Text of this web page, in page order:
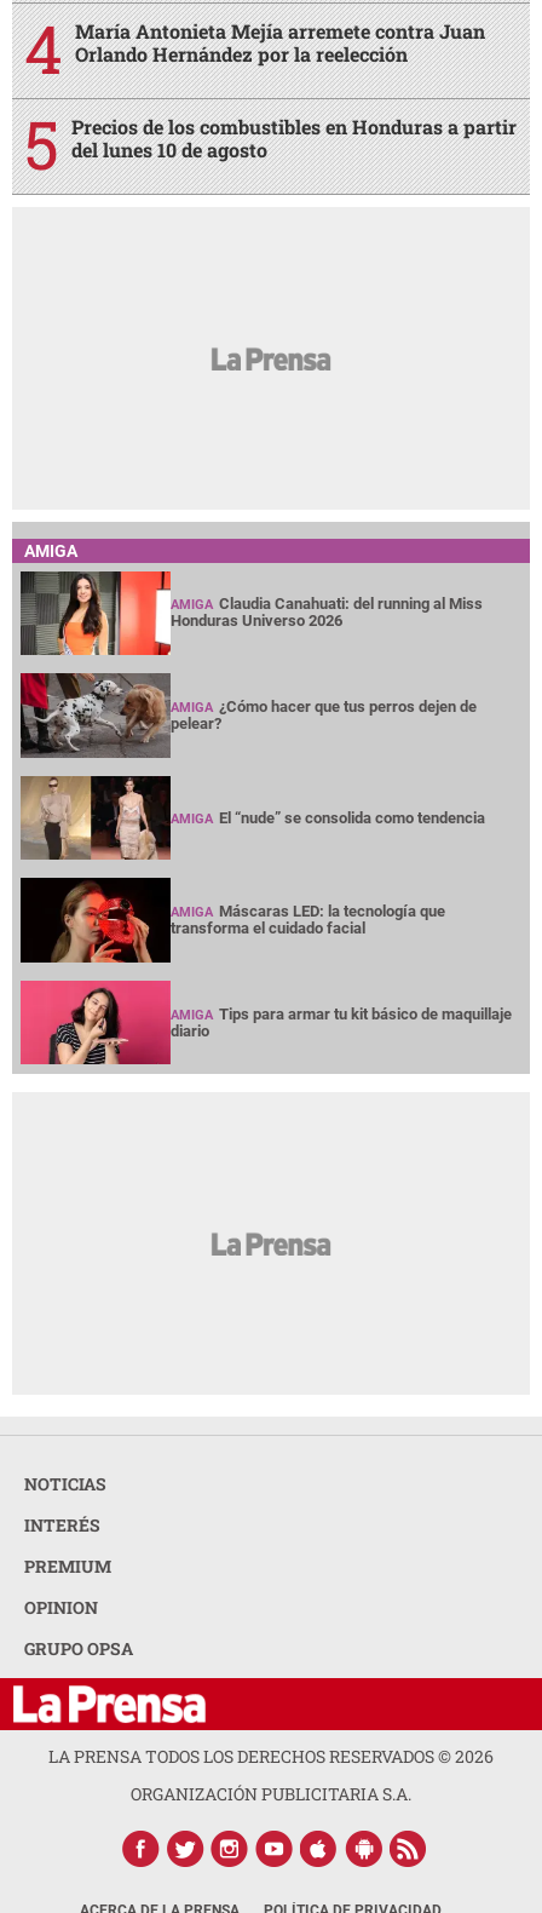
María Antonieta Mejía arremete contra Juan
Orlando Hernández por la reelección
Precios de los combustibles en Honduras a partir
del lunes 10 de agosto
AMIGA
AMIGA Claudia Canahuati: del running al Miss
Honduras Universo 2026
AMIGA ¿Cómo hacer que tus perros dejen de
pelear?
AMIGA El “nude” se consolida como tendencia
AMIGA Máscaras LED: la tecnología que
transforma el cuidado facial
AMIGA Tips para armar tu kit básico de maquillaje
diario
NOTICIAS
INTERÉS
PREMIUM
OPINION
GRUPO OPSA
LA PRENSA TODOS LOS DERECHOS RESERVADOS ©2026
ORGANIZACIÓN PUBLICITARIA S.A.